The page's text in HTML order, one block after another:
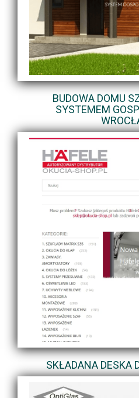
BUDOWA DOMU
SYSTEMEM
SKŁADANA DESKA